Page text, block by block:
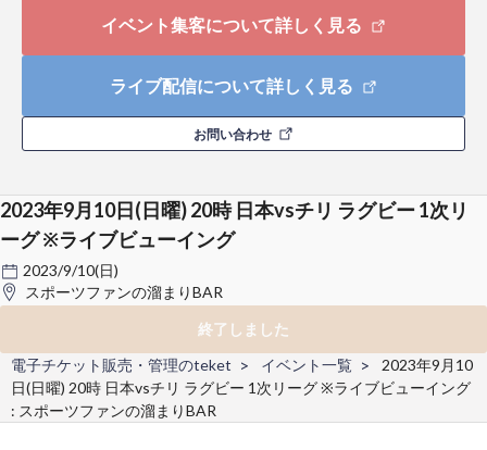
イベント集客について詳しく見る
ライブ配信について詳しく見る
お問い合わせ
2023年9月10日(日曜) 20時 日本vsチリ ラグビー 1次リ
ーグ ※ライブビューイング
2023/9/10(日)
スポーツファンの溜まりBAR
終了しました
電子チケット販売・管理のteket
イベント一覧
2023年9月10
日(日曜) 20時 日本vsチリ ラグビー 1次リーグ ※ライブビューイング
: スポーツファンの溜まりBAR